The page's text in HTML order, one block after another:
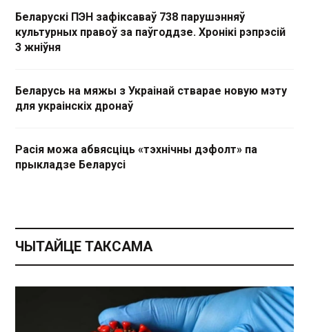
Беларускі ПЭН зафіксаваў 738 парушэнняў
культурных правоў за паўгоддзе. Хронікі рэпрэсій
3 жніўня
Беларусь на мяжы з Украінай стварае новую мэту
для украінскіх дронаў
Расія можа абвясціць «тэхнічны дэфолт» па
прыкладзе Беларусі
ЧЫТАЙЦЕ ТАКСАМА